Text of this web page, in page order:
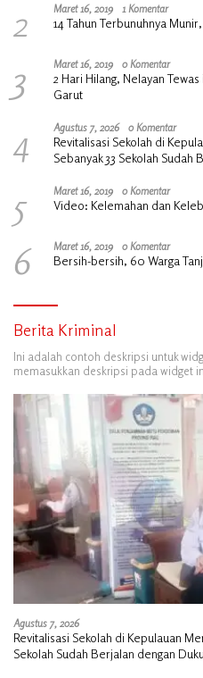
2 Maret 16, 2019 1 Komentar
14 Tahun Terbunuhnya
3 Maret 16, 2019 0 Komentar
2 Hari Hilang, Nelayan
Garut
4 Agustus 7, 2026 0 Komentar
Revitalisasi Sekolah di
Sebanyak 33 Sekolah Sudah
5 Maret 16, 2019 0 Komentar
Video: Kelemahan dan
6 Maret 16, 2019 0 Komentar
Bersih-bersih, 60 Warga
Berita Kriminal
Ini adalah contoh deskripsi untuk
memasukkan deskripsi pada widget
Agustus 7, 2026
Revitalisasi Sekolah di Kepulauan
Sekolah Sudah Berjalan dengan